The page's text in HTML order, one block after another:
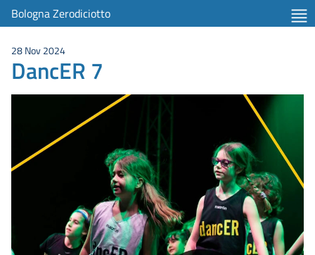
Bologna Zerodiciotto
28 Nov 2024
DancER 7